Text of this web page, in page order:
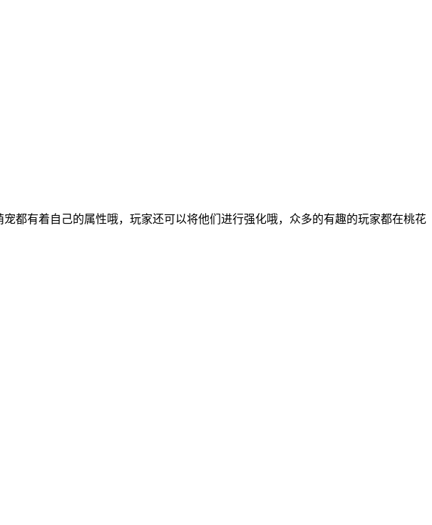
都有着自己的属性哦，玩家还可以将他们进行强化哦，众多的有趣的玩家都在桃花